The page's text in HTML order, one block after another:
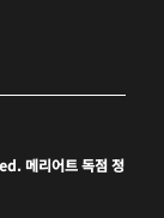
메리어트 독점 정